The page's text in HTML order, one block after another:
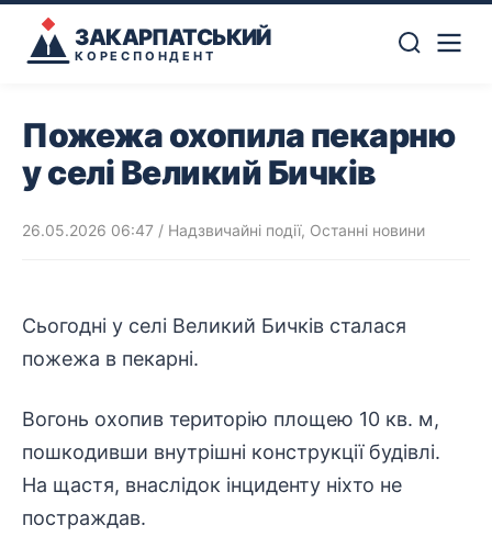
ЗАКАРПАТСЬКИЙ
КОРЕСПОНДЕНТ
Пожежа охопила пекарню
у селі Великий Бичків
26.05.2026 06:47 / Надзвичайні події, Останні новини
Сьогодні у селі Великий Бичків сталася
пожежа в пекарні.
Вогонь охопив територію площею 10 кв. м,
пошкодивши внутрішні конструкції будівлі.
На щастя, внаслідок інциденту ніхто не
постраждав.